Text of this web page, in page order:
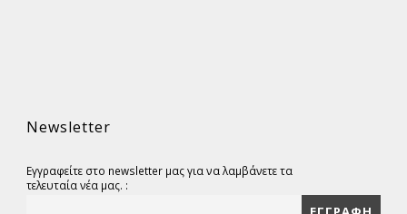
Newsletter
Εγγραφείτε στο newsletter μας για να λαμβάνετε τα
τελευταία νέα μας. :